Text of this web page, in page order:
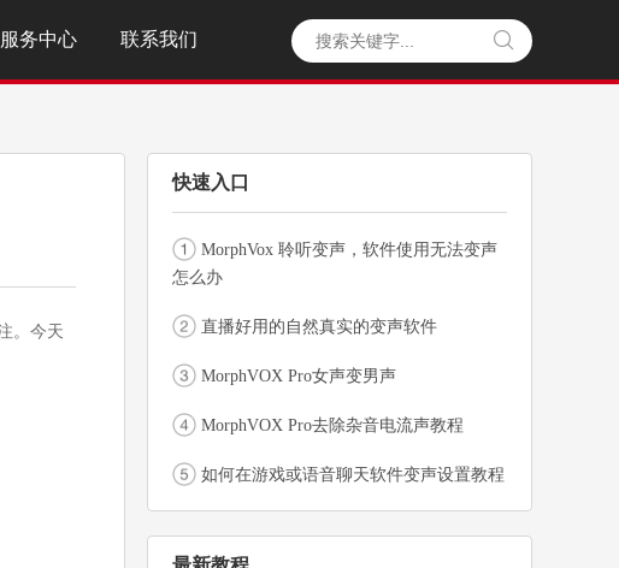

服务中心 联系我们
。今天
快速入口
MorphVox 聆听变声，软件使用无法变声
怎么办
直播好用的自然真实的变声软件
MorphVOX Pro女声变男声
MorphVOX Pro去除杂音电流声教程
如何在游戏或语音聊天软件变声设置教程